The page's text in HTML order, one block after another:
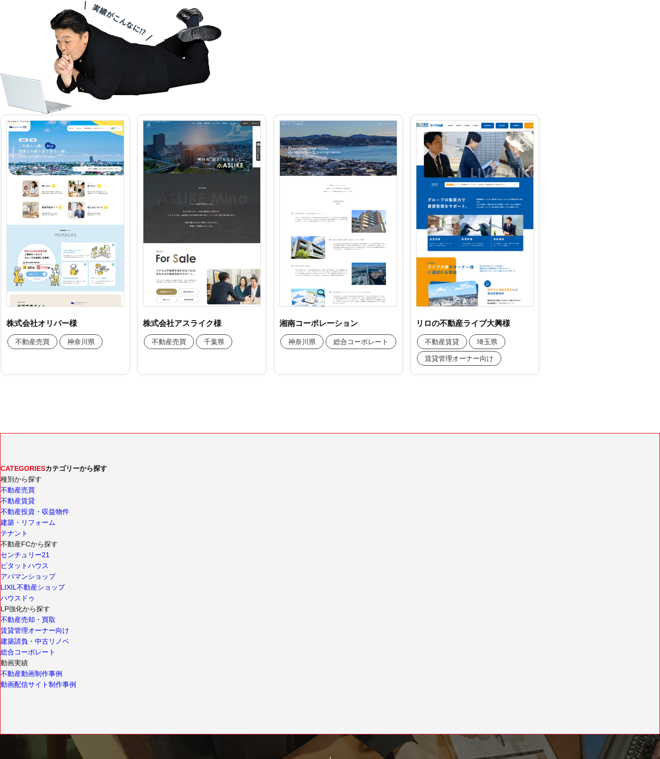
CATEGORIESカテゴリーから探す
種別から探す
不動産売買
不動産賃貸
不動産投資・収益物件
建築・リフォーム
テナント
不動産FCから探す
センチュリー21
ピタットハウス
アパマンショップ
LIXIL不動産ショップ
ハウスドゥ
LP強化から探す
不動産売却・買取
賃貸管理オーナー向け
建築請負・中古リノベ
総合コーポレート
動画実績
不動産動画制作事例
動画配信サイト制作事例